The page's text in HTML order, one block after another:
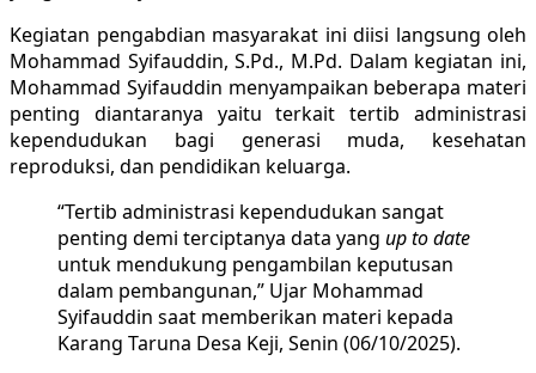
Kegiatan pengabdian masyarakat ini diisi langsung oleh
Mohammad Syifauddin, S.Pd., M.Pd. Dalam kegiatan ini,
Mohammad Syifauddin menyampaikan beberapa materi
penting diantaranya yaitu terkait tertib administrasi
kependudukan bagi generasi muda, kesehatan
reproduksi, dan pendidikan keluarga.
“Tertib administrasi kependudukan sangat
penting demi terciptanya data yang up to date
untuk mendukung pengambilan keputusan
dalam pembangunan,” Ujar Mohammad
Syifauddin saat memberikan materi kepada
Karang Taruna Desa Keji, Senin (06/10/2025).